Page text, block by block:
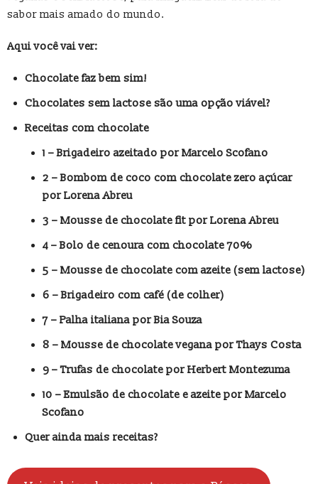
sabor mais amado do mundo.
Aqui você vai ver:
Chocolate faz bem sim!
Chocolates sem lactose são uma opção viável?
Receitas com chocolate
1 – Brigadeiro azeitado por Marcelo Scofano
2 – Bombom de coco com chocolate zero açúcar
por Lorena Abreu
3 – Mousse de chocolate fit por Lorena Abreu
4 – Bolo de cenoura com chocolate 70%
5 – Mousse de chocolate com azeite (sem lactose)
6 – Brigadeiro com café (de colher)
7 – Palha italiana por Bia Souza
8 – Mousse de chocolate vegana por Thays Costa
9 – Trufas de chocolate por Herbert Montezuma
10 – Emulsão de chocolate e azeite por Marcelo
Scofano
Quer ainda mais receitas?